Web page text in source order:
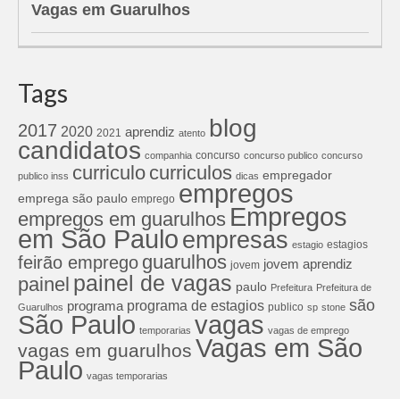
Vagas em Guarulhos
Tags
2017 2020 2021 aprendiz atento blog
candidatos companhia concurso concurso publico concurso
publico inss curriculo curriculos dicas empregador
emprega são paulo emprego empregos
empregos em guarulhos Empregos
em São Pauloempresas estagio estagios
feirão emprego guarulhos jovem jovem aprendiz
painel painel de vagas paulo Prefeitura Prefeitura de
Guarulhos programa programa de estagios publico sp stone são
São Paulo temporarias vagas vagas de emprego
vagas em guarulhos Vagas em São
Paulo vagas temporarias